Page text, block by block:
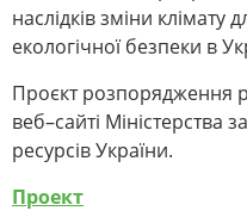
наслідків зміни клімату
екологічної безпеки в
Проєкт розпорядження
веб–сайті Міністерства
ресурсів України.
Проект